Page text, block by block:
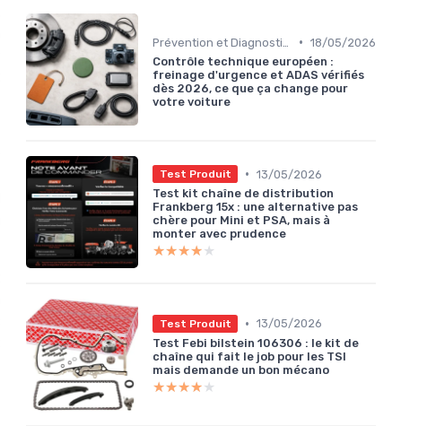
• 18/05/2026
Contrôle technique européen :
freinage d'urgence et ADAS vérifiés
dès 2026, ce que ça change pour
votre voiture
Test Produit • 13/05/2026
Test kit chaîne de distribution
Frankberg 15x : une alternative pas
chère pour Mini et PSA, mais à
monter avec prudence
★★★★★
★★★★★
Test Produit • 13/05/2026
Test Febi bilstein 106306 : le kit de
chaîne qui fait le job pour les TSI
mais demande un bon mécano
★★★★★
★★★★★